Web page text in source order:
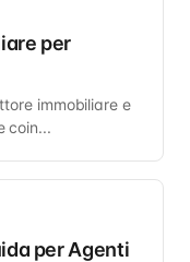
per
immobiliare e
coin...
per Agenti